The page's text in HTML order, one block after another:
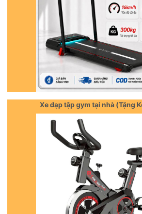
Xe đạp tập gym tại nhà (Tặng